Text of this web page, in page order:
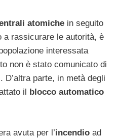
atomiche in seguito
a rassicurare le autorità, è
interessata
non è stato comunicato di
parte, in metà degli
il
blocco automatico
avuta per l’incendio ad